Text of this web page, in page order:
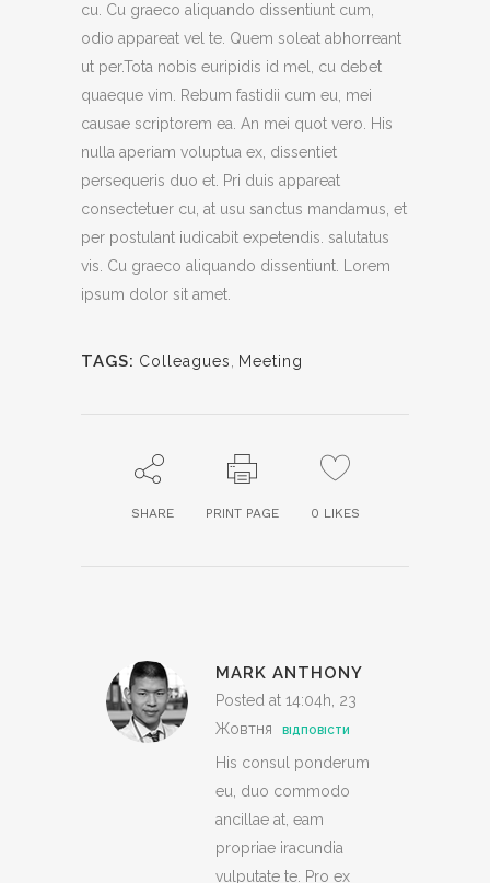
cu. Cu graeco aliquando dissentiunt cum,
odio appareat vel te. Quem soleat abhorreant
ut per.Tota nobis euripidis id mel, cu debet
quaeque vim. Rebum fastidii cum eu, mei
causae scriptorem ea. An mei quot vero. His
nulla aperiam voluptua ex, dissentiet
persequeris duo et. Pri duis appareat
consectetuer cu, at usu sanctus mandamus, et
per postulant iudicabit expetendis. salutatus
vis. Cu graeco aliquando dissentiunt. Lorem
ipsum dolor sit amet.
TAGS: Colleagues Meeting
SHARE PRINT PAGE 0 LIKES
MARK ANTHONY
Posted at 14:04h, 23
Жовтня
ВІДПОВІСТИ
His consul ponderum
eu, duo commodo
ancillae at, eam
propriae iracundia
vulputate te. Pro ex